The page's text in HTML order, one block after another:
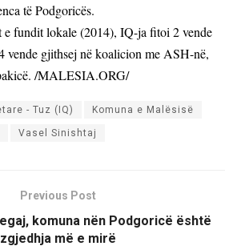
të Podgoricës.
e fundit lokale (2014), IQ-ja fitoi 2 vende
vende gjithsej në koalicion me ASH-në,
/MALESIA.ORG/
- Tuz (IQ) Komuna e Malësisë
Vasel Sinishtaj
Previous Post
komuna nën Podgoricë është
zgjedhja më e mirë